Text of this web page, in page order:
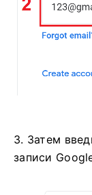
3. Затем
записи